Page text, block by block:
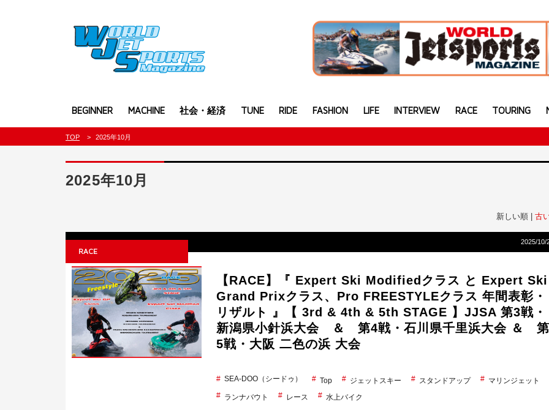
BEGINNER MACHINE 社会・経済 TUNE RIDE FASHION LIFE INTERVIEW RACE TOURING
TOP 2025年10月
2025年10月
新しい順 | 古
2025/10/
RACE
【RACE】『 Expert Ski Modifiedクラス と Expert Ski
Grand Prixクラス、Pro FREESTYLEクラス 年間表彰・
リザルト 』【 3rd & 4th & 5th STAGE 】JJSA 第3戦・
新潟県小針浜大会 ＆ 第4戦・石川県千里浜大会 ＆ 第
5戦・大阪 二色の浜 大会
SEA-DOO（シードゥ） Top ジェットスキー スタンドアップ
マリンジェット
ランナバウト
レース 水上バイク